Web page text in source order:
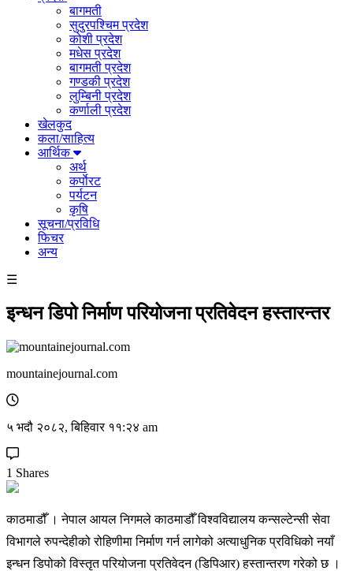
बागमती
सुदुरपश्चिम प्रदेश
कोशी प्रदेश
मधेस प्रदेश
बागमती प्रदेश
गण्डकी प्रदेश
लुम्बिनी प्रदेश
कर्णाली प्रदेश
खेलकुद
कला/साहित्य
आर्थिक
अर्थ
कर्पाेरट
पर्यटन
कृषि
सूचना/प्रविधि
फिचर
अन्य
☰
इन्धन डिपो निर्माण परियोजना प्रतिवेदन हस्तारन्तर
mountainejournal.com
५ भदौ २०८२, बिहिवार ११:२४ am
1 Shares
काठमाडौँ । नेपाल आयल निगमले काठमाडौँ विश्वविद्यालय कन्सल्टेन्सी सेवा
विभागले रुपन्देहीको रोहिणीमा निर्माण गर्न लागेको अत्याधुनिक प्रविधिको नयाँ
इन्धन डिपोको विस्तृत परियोजना प्रतिवेदन (डिपिआर) हस्तान्तरण गरेको छ ।